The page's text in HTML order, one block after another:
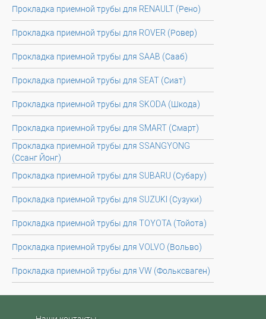
Прокладка приемной трубы для RENAULT (Рено)
Прокладка приемной трубы для ROVER (Ровер)
Прокладка приемной трубы для SAAB (Сааб)
Прокладка приемной трубы для SEAT (Сиат)
Прокладка приемной трубы для SKODA (Шкода)
Прокладка приемной трубы для SMART (Смарт)
Прокладка приемной трубы для SSANGYONG
(Ссанг Йонг)
Прокладка приемной трубы для SUBARU (Субару)
Прокладка приемной трубы для SUZUKI (Сузуки)
Прокладка приемной трубы для TOYOTA (Тойота)
Прокладка приемной трубы для VOLVO (Вольво)
Прокладка приемной трубы для VW (Фольксваген)